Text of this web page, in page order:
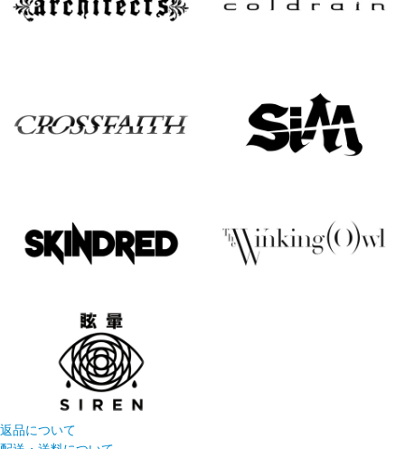
返品について